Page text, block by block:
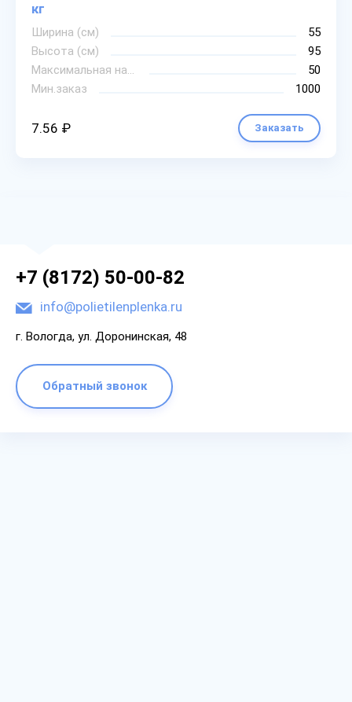
кг
Ширина (см)
55
Высота (см)
95
Максимальная нагрузка
50
Мин.заказ
1000
7.56 ₽ Заказать
+7 (8172) 50-00-82
info@polietilenplenka.ru
г. Вологда, ул. Доронинская, 48
Обратный звонок